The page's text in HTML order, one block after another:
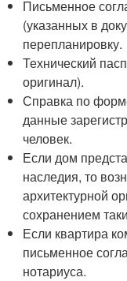
Письменное
(указанных в
перепланировку.
Технический
оригинал).
Справка по
данные
человек.
Если дом
наследия, то
архитектурной
сохранением
Если квартира
письменное
нотариуса.